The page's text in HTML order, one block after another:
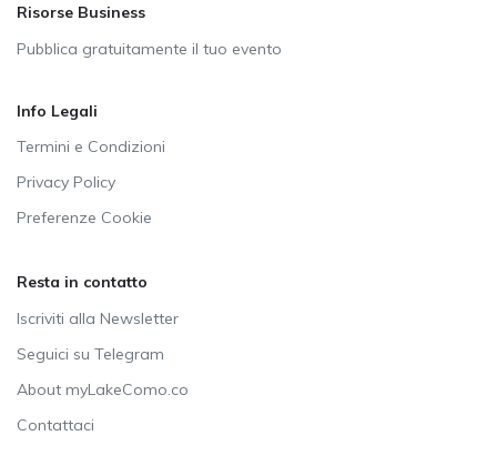
Risorse Business
Pubblica gratuitamente il tuo evento
Info Legali
Termini e Condizioni
Privacy Policy
Preferenze Cookie
Resta in contatto
Iscriviti alla Newsletter
Seguici su Telegram
About myLakeComo.co
Contattaci